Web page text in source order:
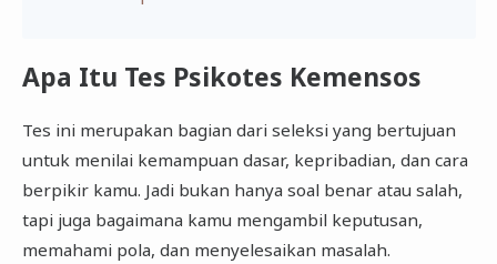
Apa Itu Tes Psikotes Kemensos
Tes ini merupakan bagian dari seleksi yang bertujuan
untuk menilai kemampuan dasar, kepribadian, dan cara
berpikir kamu. Jadi bukan hanya soal benar atau salah,
tapi juga bagaimana kamu mengambil keputusan,
memahami pola, dan menyelesaikan masalah.